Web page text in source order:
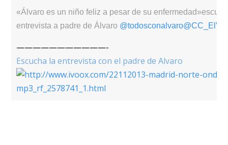
«Álvaro es un niño feliz a pesar de su
entrevista a padre de Álvaro @todosconalvaro
———————————-
Escucha la entrevista con el padre de Alvaro